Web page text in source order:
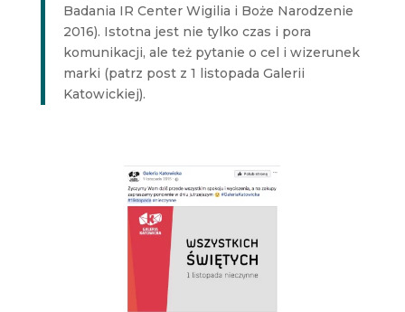
Badania IR Center Wigilia i Boże Narodzenie
2016). Istotna jest nie tylko czas i pora
komunikacji, ale też pytanie o cel i wizerunek
marki (patrz post z 1 listopada Galerii
Katowickiej).